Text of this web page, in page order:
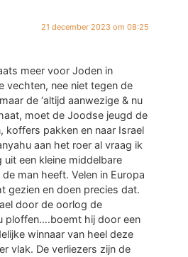
21 december 2023 om 08:25
meer voor Joden in
vechten, nee niet tegen de
de ‘altijd aanwezige & nu
moet de Joodse jeugd de
koffers pakken en naar Israel
aan het roer al vraag ik
een kleine middelbare
man heeft. Velen in Europa
gezien en doen precies dat.
door de oorlog de
ploffen….boemt hij door een
winnaar van heel deze
vlak. De verliezers zijn de